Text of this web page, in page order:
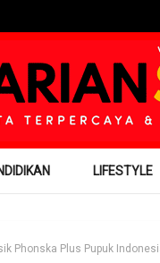
LIFESTYLE
Phonska Plus Pupuk